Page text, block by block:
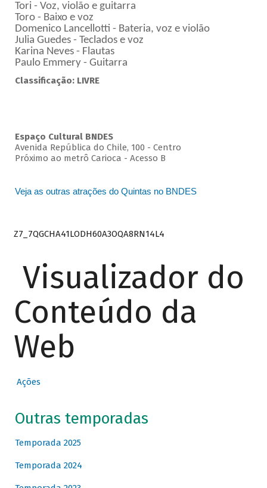
Tori - Voz, violão e guitarra
Toro - Baixo e voz
Domenico Lancellotti - Bateria, voz e violão
Julia Guedes - Teclados e voz
Karina Neves - Flautas
Paulo Emmery - Guitarra
Classificação: LIVRE
Espaço Cultural BNDES
Avenida República do Chile, 100 - Centro
Próximo ao metrô Carioca - Acesso B
Veja as outras atrações do Quintas no BNDES
Z7_7QGCHA41LODH60A3OQA8RN14L4
Visualizador do
Conteúdo da
Web
Ações
Outras temporadas
Temporada 2025
Temporada 2024